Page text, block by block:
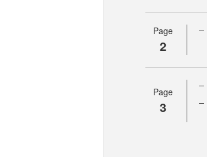
Page
2
Page
3